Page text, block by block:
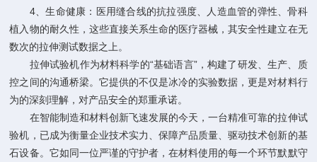
4、生命健康：医用缝合线的抗拉强度、人造血管的弹性、骨科
植入物的耐久性，这些直接关系生命的医疗器械，其安全性建立在无
数次的拉伸测试数据之上。
拉伸试验机作为材料科学的“基础语言”，构建了研发、生产、质
控之间的沟通桥梁。它提供的不仅是冰冷的实验数据，更是对材料行
为的深刻理解，对产品安全的郑重承诺。
在智能制造和材料创新飞速发展的今天，一台精准可靠的拉伸试
验机，已成为衡量企业技术实力、保障产品质量、驱动技术创新的基
石设备。它如同一位严谨的守护者，在材料使用的每一个环节默默守